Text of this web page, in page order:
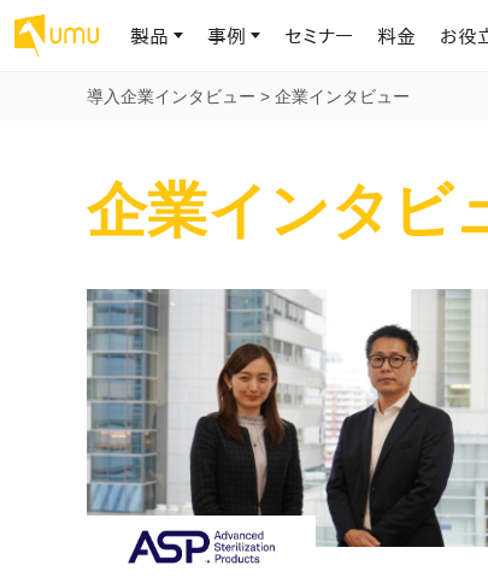
製品
AIリテラシーコース
大規模言語モデル時代のAIリテラ
プロンプトリテラシーのミニコ
わずか1時間で、初学者から専門家
まで。AIを使いこなすプロンプトリテ
ラシーの習得
AIリテラシー アセスメント
企業のAIリテラシーを可視化し、組
織変革を推進する人材の発掘・育
AIロ
学習
AIと
果的
ジャ
の交
AI マ
AI部
マネ
事例
お客様の課題解決のプロセスと成果を、インタビュー記事でご
UMUをご利用中のお客様から寄せられた、リアルなご感想や
声です
導入企業一覧
2.8万社以上が導入した信頼と実績の一覧を、こちらでご覧い
セミナー 料金 お役
AI活用や人材育成に役立つ、課題解決のための資料を無料で
供します
イベントやプレスリリースなど、UMUに関する最新の公式情報
けします
UMUコースマーケット
プロが作成した質の高い研修コースを購入し、即座に自社で
きます
世界203カ国・国内28,000社以上の導入実績と基本情報
代表メッセージ
AI時代に、人間の可能性を拡張する。学びと人的資本の未来
代表・顧問
代表と各分野の顧問・アドバイザーをご紹介
セキュリティ
ISO認証取得済み。最高水準のセキュリティ体制
導入企業インタビュー > 企業インタビュー
企業インタビ